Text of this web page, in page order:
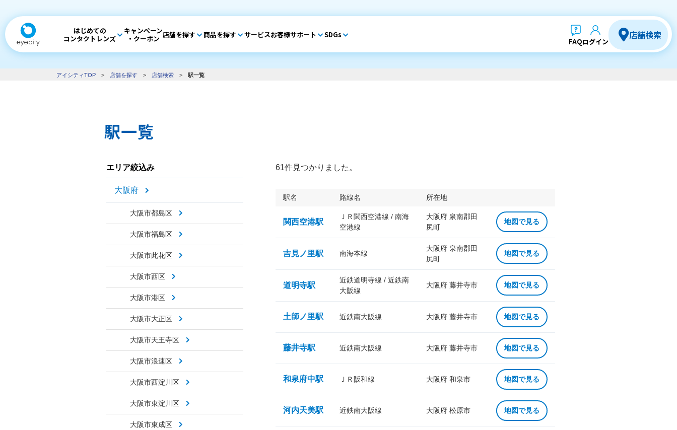
はじめての
コンタクトレンズ
キャンペーン
・クーポン 店舗を探す 商品を探す サービスお客様サポート SDGs
FAQログイン
店舗検索
アイシティTOP > 店舗を探す > 店舗検索 > 駅一覧
駅一覧
エリア絞込み
大阪府
大阪市都島区
大阪市福島区
大阪市此花区
大阪市西区
大阪市港区
大阪市大正区
大阪市天王寺区
大阪市浪速区
大阪市西淀川区
大阪市東淀川区
大阪市東成区
61件見つかりました。
駅名 路線名 所在地
関西空港駅
ＪＲ関西空港線 / 南海
空港線
大阪府 泉南郡田
尻町
地図で見る
吉見ノ里駅 南海本線
大阪府 泉南郡田
尻町
地図で見る
道明寺駅
近鉄道明寺線 / 近鉄南
大阪線
大阪府 藤井寺市 地図で見る
土師ノ里駅 近鉄南大阪線 大阪府 藤井寺市 地図で見る
藤井寺駅 近鉄南大阪線 大阪府 藤井寺市 地図で見る
和泉府中駅 ＪＲ阪和線 大阪府 和泉市 地図で見る
河内天美駅 近鉄南大阪線 大阪府 松原市 地図で見る